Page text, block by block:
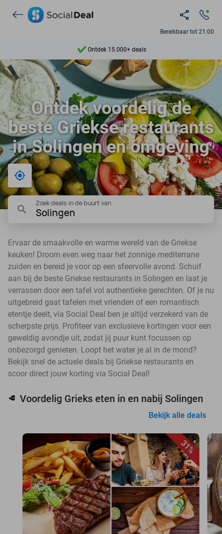
Bereikbaar tot 21:00
Ontdek 15.000+ deals
7 dagen per week beschikbaar
10+ miljoen leden
9,4
Ontdek 15.000+ deals
Ontdek voordelig de
beste Griekse restaurants
in Solingen en omgeving
Bij mij in de buurt
Zoek deals in de buurt van
Solingen
Ervaar de smaakvolle en warme wereld van de Griekse
keuken! Droom even weg naar het zonnige mediterrane
zuiden en bereid je voor op een sfeervolle avond. Schuif
aan bij de beste Griekse restaurants in Solingen en laat je
verrassen door een tafel vol authentieke gerechten. Of je nu
uitgebreid gaat tafelen met vrienden of een romantisch
etentje deelt, via Social Deal ben je altijd verzekerd van de
scherpste prijs. Profiteer van exclusieve kortingen voor een
geweldig avondje uit, zodat jij puur kunt focussen op
onbezorgd genieten. Loopt het water je al in de mond?
Bekijk snel de actuele deals bij Griekse restaurants en
scoor direct jouw korting via Social Deal!
🥩 Voordelig Grieks eten in en nabij Solingen
Bekijk alle deals
31%